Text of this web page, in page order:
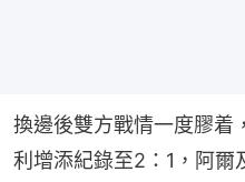
換邊後雙方戰情一度膠着
利增添紀錄至2：1，阿爾